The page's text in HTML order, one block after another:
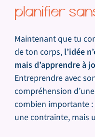
planifier
Maintenant que tu
de ton corps, l’idée
mais d’apprendre à
Entreprendre avec
compréhension
combien importante :
une contrainte, mais